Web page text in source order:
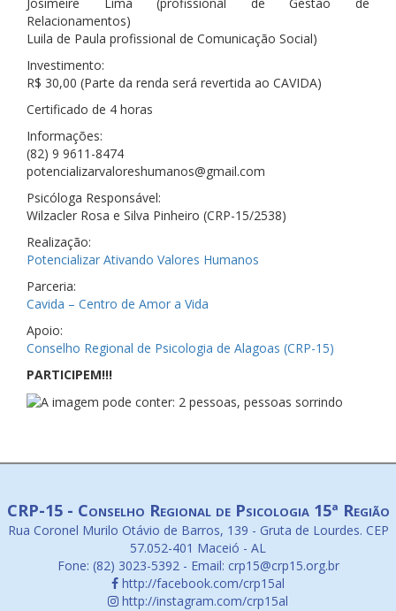
Relacionamentos)
Luila de Paula profissional de Comunicação Social)
Investimento:
R$ 30,00 (Parte da renda será revertida ao CAVIDA)
Certificado de 4 horas
Informações:
(82) 9 9611-8474
potencializarvaloreshumanos@gmail.com
Psicóloga Responsável:
Wilzacler Rosa e Silva Pinheiro (CRP-15/2538)
Realização:
Potencializar Ativando Valores Humanos
Parceria:
Cavida – Centro de Amor a Vida
Apoio:
Conselho Regional de Psicologia de Alagoas (CRP-15)
PARTICIPEM!!!
CRP-15 - Conselho Regional de Psicologia 15ª Região
Rua Coronel Murilo Otávio de Barros, 139 - Gruta de Lourdes. CEP
57.052-401 Maceió - AL
Fone: (82) 3023-5392 - Email: crp15@crp15.org.br
http://facebook.com/crp15al
http://instagram.com/crp15al